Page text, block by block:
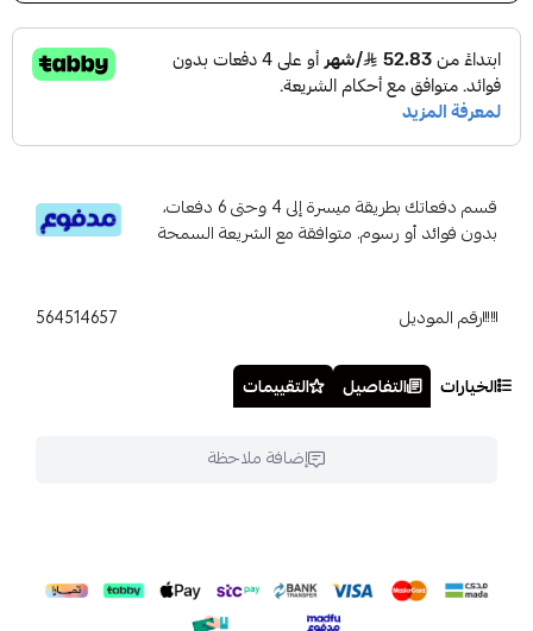
قسم دفعاتك بطريقة ميسرة إلى 4 وحتى 6 دفعات،
بدون فوائد أو رسوم. متوافقة مع الشريعة السمحة
رقم الموديل 564514657
الخيارات التفاصيل التقييمات
إضافة ملاحظة